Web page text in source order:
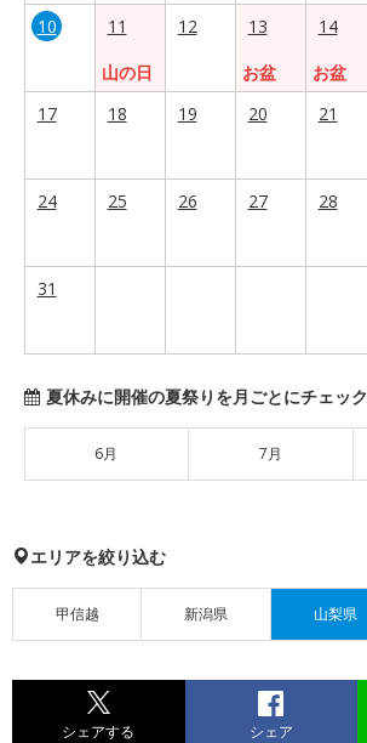
10
11
山の日
12
13
お盆
14
お盆
17
18 19 20 21
24 25 26 27 28
31
夏休みに開催の夏祭りを月ごとにチェック
6月 7月
エリアを絞り込む
甲信越 新潟県 山梨県
シェアする シェア